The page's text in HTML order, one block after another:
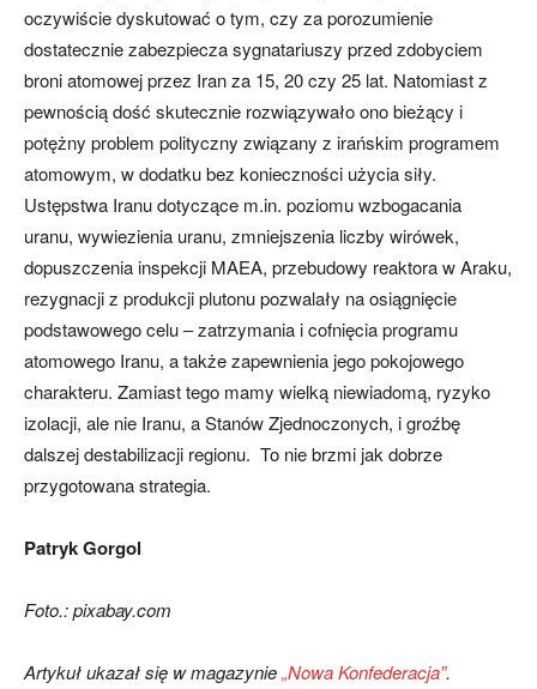
oczywiście dyskutować o tym, czy za porozumienie
dostatecznie zabezpiecza sygnatariuszy przed zdobyciem
broni atomowej przez Iran za 15, 20 czy 25 lat. Natomiast z
pewnością dość skutecznie rozwiązywało ono bieżący i
potężny problem polityczny związany z irańskim programem
atomowym, w dodatku bez konieczności użycia siły.
Ustępstwa Iranu dotyczące m.in. poziomu wzbogacania
uranu, wywiezienia uranu, zmniejszenia liczby wirówek,
dopuszczenia inspekcji MAEA, przebudowy reaktora w Araku,
rezygnacji z produkcji plutonu pozwalały na osiągnięcie
podstawowego celu – zatrzymania i cofnięcia programu
atomowego Iranu, a także zapewnienia jego pokojowego
charakteru. Zamiast tego mamy wielką niewiadomą, ryzyko
izolacji, ale nie Iranu, a Stanów Zjednoczonych, i groźbę
dalszej destabilizacji regionu. To nie brzmi jak dobrze
przygotowana strategia.
Patryk Gorgol
Foto.: pixabay.com
Artykuł ukazał się w magazynie„Nowa Konfederacja”.